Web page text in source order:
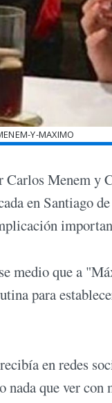
Y-MAXIMO
Carlos Menem y
en Santiago
medio que a
para
en redes
que ver con